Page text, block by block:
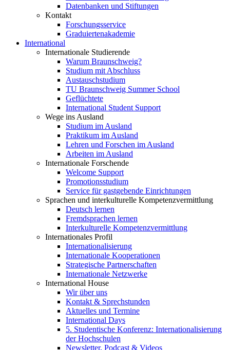
Datenbanken und Stiftungen
Kontakt
Forschungsservice
Graduiertenakademie
International
Internationale Studierende
Warum Braunschweig?
Studium mit Abschluss
Austauschstudium
TU Braunschweig Summer School
Geflüchtete
International Student Support
Wege ins Ausland
Studium im Ausland
Praktikum im Ausland
Lehren und Forschen im Ausland
Arbeiten im Ausland
Internationale Forschende
Welcome Support
Promotionsstudium
Service für gastgebende Einrichtungen
Sprachen und interkulturelle Kompetenzvermittlung
Deutsch lernen
Fremdsprachen lernen
Interkulturelle Kompetenzvermittlung
Internationales Profil
Internationalisierung
Internationale Kooperationen
Strategische Partnerschaften
Internationale Netzwerke
International House
Wir über uns
Kontakt & Sprechstunden
Aktuelles und Termine
International Days
5. Studentische Konferenz: Internationalisierung
der Hochschulen
Newsletter, Podcast & Videos